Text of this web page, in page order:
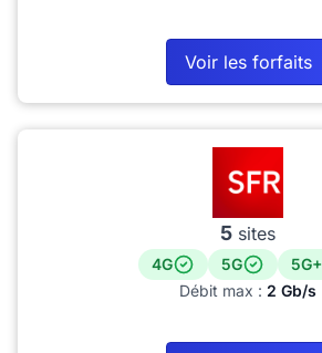
Voir les forfaits
5 sites
4G 5G
5G+
Débit max : 2 Gb/s